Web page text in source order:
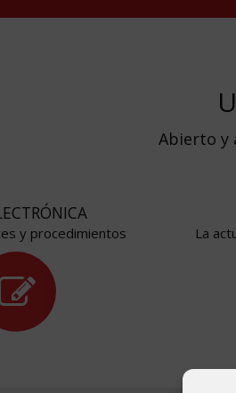
Abierto y
y procedimientos La